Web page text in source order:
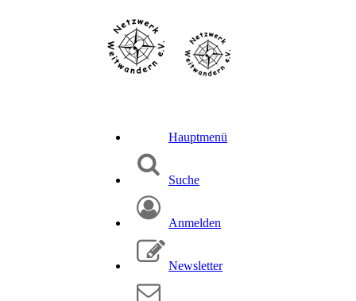
Hauptmenü
Suche
Anmelden
Newsletter